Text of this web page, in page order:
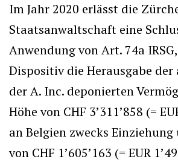
Im Jahr 2020 erlässt die
Staatsanwaltschaft eine
Anwendung von Art. 74a
Dispositiv die Herausgabe der
der A. Inc. deponierten
Höhe von CHF 3’311’858 (=
an Belgien zwecks
von CHF 1’605’163 (= EUR